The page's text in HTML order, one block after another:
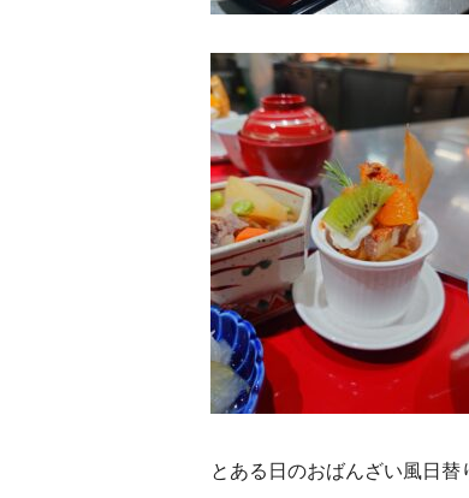
とある日のおばんざい風日替